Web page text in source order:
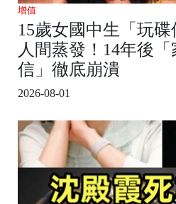
增值
15歲女國中生「玩碟
人間蒸發！14年後
信」徹底崩潰
2026-08-01